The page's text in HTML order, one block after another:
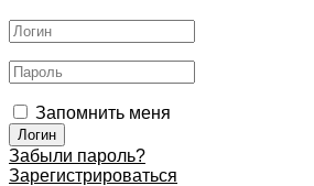
Запомнить меня
Забыли пароль?
Зарегистрироваться